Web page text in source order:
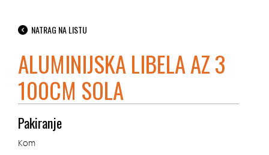
NATRAG NA LISTU
ALUMINIJSKA LIBELA AZ 3
100CM SOLA
Pakiranje
Kom